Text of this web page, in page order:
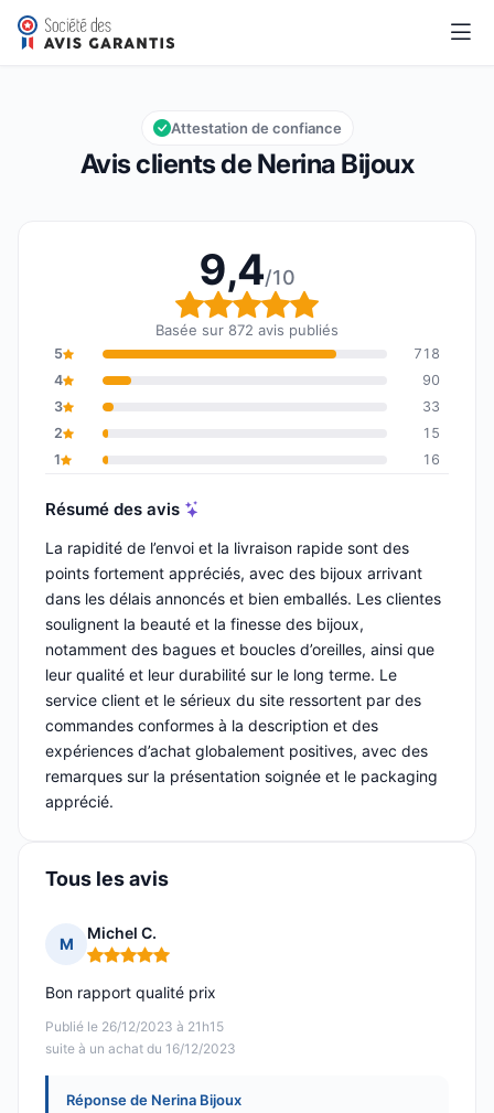
Nerina Bijoux
Note globale : 9,4 sur 10
9,4/10
Avis clients de Nerina Bijoux
Attestation de confiance
9,4/10
Note globale : 9,4 sur
Basée sur 872 avis publiés
5
718
4
90
3
33
2
15
1
16
Résumé des avis
La rapidité de l’envoi et la livraison rapide sont des
points fortement appréciés, avec des bijoux arrivant
dans les délais annoncés et bien emballés. Les clientes
soulignent la beauté et la finesse des bijoux,
notamment des bagues et boucles d’oreilles, ainsi que
leur qualité et leur durabilité sur le long terme. Le
service client et le sérieux du site ressortent par des
commandes conformes à la description et des
expériences d’achat globalement positives, avec des
remarques sur la présentation soignée et le packaging
apprécié.
Tous les avis
M
Michel C.
Note : 5 sur 5
Publié le 26/12/2023 à 21h15
suite à un achat du 16/12/2023
Bon rapport qualité prix
Réponse de Nerina Bijoux